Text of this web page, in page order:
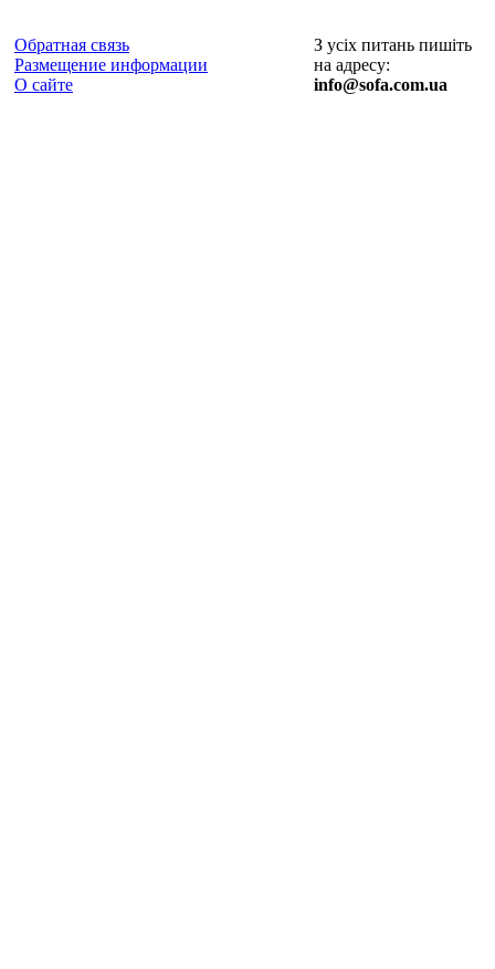
Обратная связь
Размещение информации
О сайте
З усіх питань пишіть
на адресу:
info@sofa.com.ua